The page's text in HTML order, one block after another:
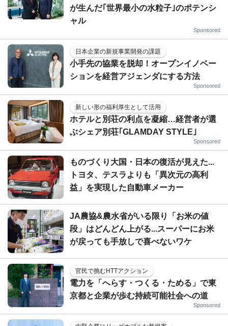
が生んだ｢世界最小の水粒子｣のポテンシ
ャル
Sponsored
日本企業の新規事業開発の課題
小手先の協業を脱却！オープンイノベー
ションを経営アジェンダにする方法
Sponsored
新しい形の福利厚生として活用
ホテルと別荘の利点を凝縮…経営者が選
ぶシェア別荘｢GLAMDAY STYLE｣
Sponsored
ものづくり大国・日本の復活が見えた...
トヨタ、テスラよりも「異次元の高利
益」を実現した自動車メーカー
JA農協&農水省がいる限り「お米の値
段」はどんどん上がる...スーパーにお米
が戻っても手放しで喜べないワケ
官民で挑むHTTアクション
電力を「へらす・つくる・ためる」で東
京都と企業が歩む持続可能社会への道
Sponsored